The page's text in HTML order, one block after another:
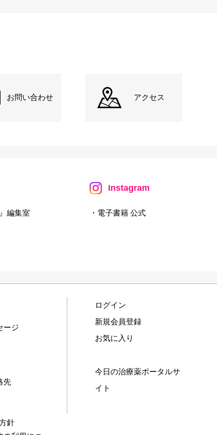
お問い合わせ アクセス
編集室
Instagram
・電子書籍 公式
ージ
先
針
ログイン
新規会員登録
お気に入り
今日の治療薬ポータルサ
イト